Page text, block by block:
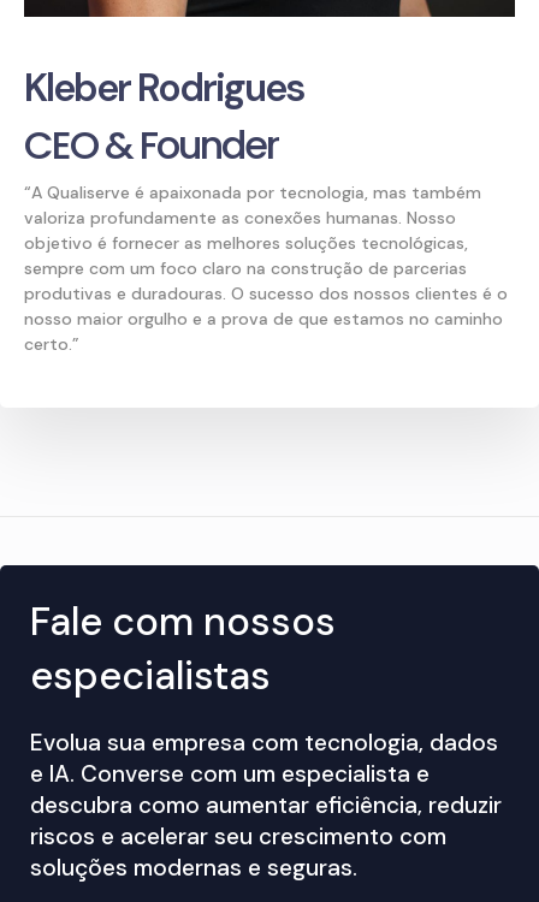
Kleber Rodrigues
CEO & Founder
“A Qualiserve é apaixonada por tecnologia, mas também
valoriza profundamente as conexões humanas. Nosso
objetivo é fornecer as melhores soluções tecnológicas,
sempre com um foco claro na construção de parcerias
produtivas e duradouras. O sucesso dos nossos clientes é o
nosso maior orgulho e a prova de que estamos no caminho
certo.”
Fale com nossos
especialistas
Evolua sua empresa com tecnologia, dados
e IA. Converse com um especialista e
descubra como aumentar eficiência, reduzir
riscos e acelerar seu crescimento com
soluções modernas e seguras.